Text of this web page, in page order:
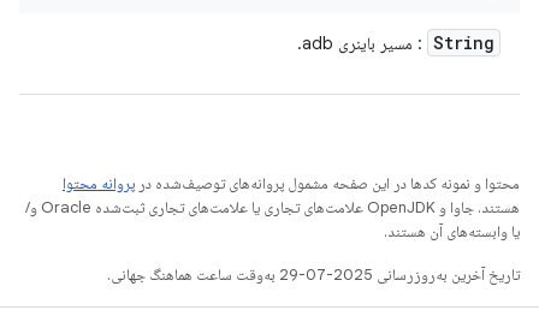
String : مسیر باینری adb.
محتوا و نمونه کدها در این صفحه مشمول پروانه‌های توصیف‌شده در پروانه محتوا
هستند. جاوا و OpenJDK علامت‌های تجاری یا علامت‌های تجاری ثبت‌شده Oracle و/
یا وابسته‌های آن هستند.
تاریخ آخرین به‌روزرسانی 2025-07-29 به‌وقت ساعت هماهنگ جهانی.